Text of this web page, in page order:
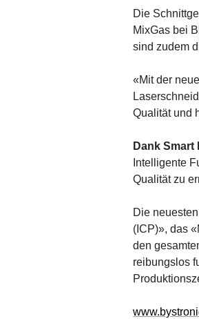
Die
MixGas bei
sind zudem
«Mit der
Qualität und
Dank
Intelligente
Qualität zu
Die
(ICP)», das
den
reibungslos